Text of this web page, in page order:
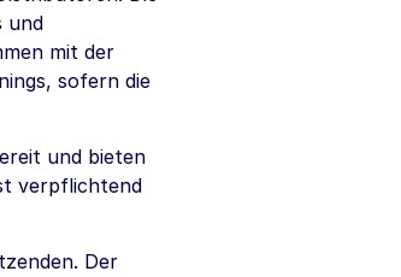
und
mit der
sofern die
und bieten
verpflichtend
Der